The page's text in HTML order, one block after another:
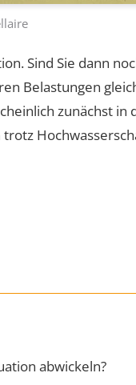
Sind Sie dann
Belastungen
zunächst in
abwickeln?